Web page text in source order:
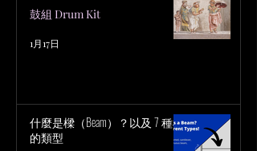
鼓組 Drum Kit
1月17日
什麼是樑（Beam）？以及 7 種樑
的類型